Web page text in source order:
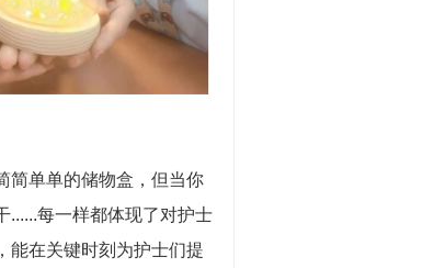
简单单的储物盒，但当你
......每一样都体现了对护士
能在关键时刻为护士们提